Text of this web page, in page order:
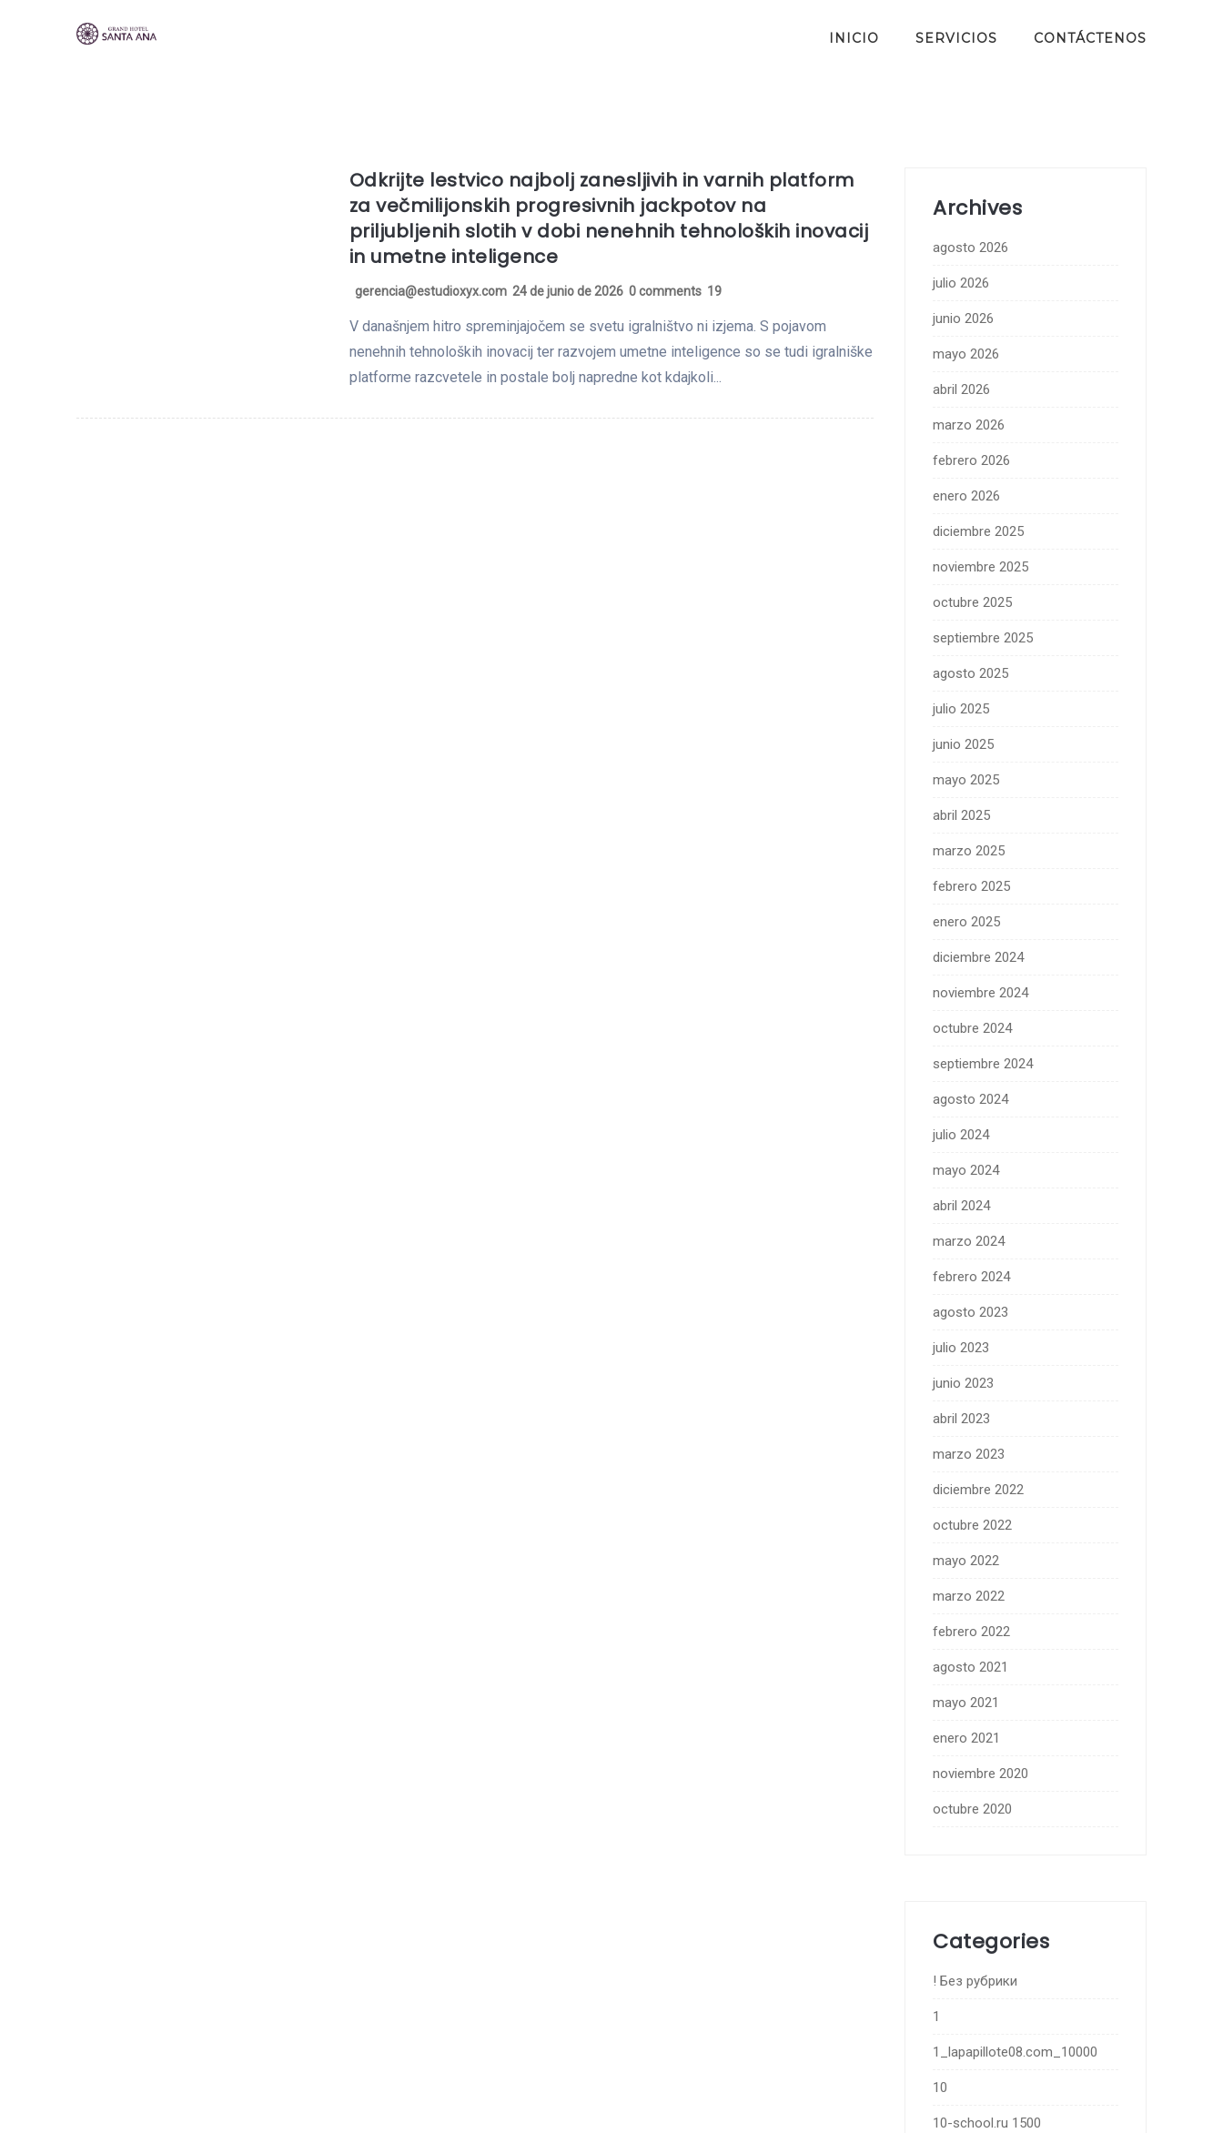
INICIO SERVICIOS CONTÁCTENOS
Odkrijte lestvico najbolj zanesljivih in varnih platform
za večmilijonskih progresivnih jackpotov na
priljubljenih slotih v dobi nenehnih tehnoloških inovacij
in umetne inteligence
gerencia@estudioxyx.com 24 de junio de 2026 0 comments 19
V današnjem hitro spreminjajočem se svetu igralništvo ni izjema. S pojavom
nenehnih tehnoloških inovacij ter razvojem umetne inteligence so se tudi igralniške
platforme razcvetele in postale bolj napredne kot kdajkoli...
Archives
agosto 2026
julio 2026
junio 2026
mayo 2026
abril 2026
marzo 2026
febrero 2026
enero 2026
diciembre 2025
noviembre 2025
octubre 2025
septiembre 2025
agosto 2025
julio 2025
junio 2025
mayo 2025
abril 2025
marzo 2025
febrero 2025
enero 2025
diciembre 2024
noviembre 2024
octubre 2024
septiembre 2024
agosto 2024
julio 2024
mayo 2024
abril 2024
marzo 2024
febrero 2024
agosto 2023
julio 2023
junio 2023
abril 2023
marzo 2023
diciembre 2022
octubre 2022
mayo 2022
marzo 2022
febrero 2022
agosto 2021
mayo 2021
enero 2021
noviembre 2020
octubre 2020
Categories
! Без рубрики
1
1_lapapillote08.com_10000
10
10-school.ru 1500